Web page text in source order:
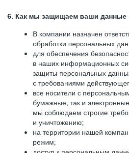
6. Как мы защищаем ваши данные
В компании назначен
обработки персональных
для обеспечения
в наших информационных
защиты персональных
с требованиями
все носители с
бумажные, так и
мы соблюдаем строгие
и уничтожению;
на территории нашей
режим;